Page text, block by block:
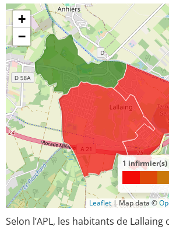
+
−
1 infirmier(s)
Leaflet|Map data ©
Selon l’APL, les habitants de Lallaing